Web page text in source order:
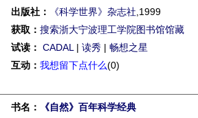
出版社：
《科学世界》杂志社 ,1999
获取： 搜索浙大宁波理工学院图书馆馆藏
试读： CADAL | 读秀 | 畅想之星
互动： 我想留下点什么(0)
书名：
《自然》百年科学经典